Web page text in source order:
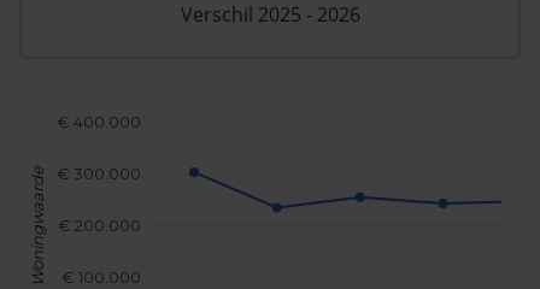
€ 100.000
€ 200.000
€ 300.000
€ 400.000
Woningwaarde
Verschil 2025 - 2026